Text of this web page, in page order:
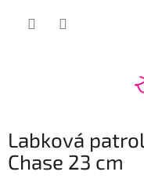
Labková
Chase 23 cm